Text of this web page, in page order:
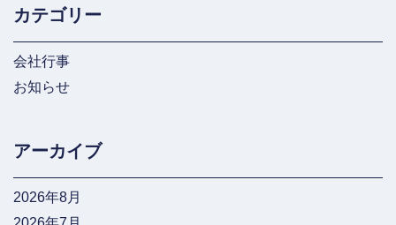
カテゴリー
会社行事
お知らせ
アーカイブ
2026年8月